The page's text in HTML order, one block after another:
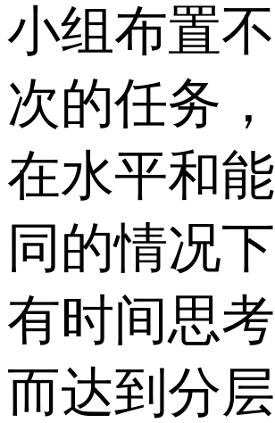
小组布置
次的任务
在水平和
同的情况
有时间思
而达到分